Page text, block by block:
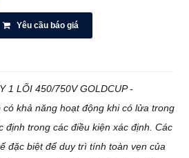
Yêu cầu báo giá
1 LÕI 450/750V GOLDCUP -
có khả năng hoạt động khi có lửa trong
định trong các điều kiện xác định. Các
đặc biệt để duy trì tính toàn vẹn của